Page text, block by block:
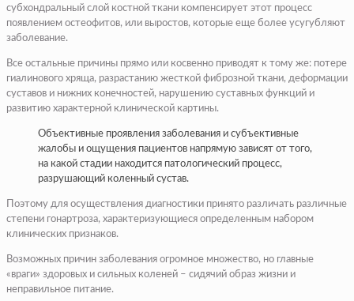
субхондральный слой костной ткани компенсирует этот процесс
появлением остеофитов, или выростов, которые еще более усугубляют
заболевание.
Все остальные причины прямо или косвенно приводят к тому же: потере
гиалинового хряща, разрастанию жесткой фиброзной ткани, деформации
суставов и нижних конечностей, нарушению суставных функций и
развитию характерной клинической картины.
Объективные проявления заболевания и субъективные
жалобы и ощущения пациентов напрямую зависят от того,
на какой стадии находится патологический процесс,
разрушающий коленный сустав.
Поэтому для осуществления диагностики принято различать различные
степени гонартроза, характеризующиеся определенным набором
клинических признаков.
Возможных причин заболевания огромное множество, но главные
«враги» здоровых и сильных коленей – сидячий образ жизни и
неправильное питание.